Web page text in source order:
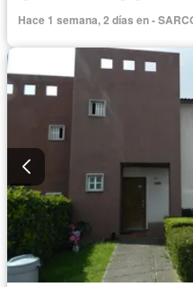
Recámara con closet
Vista panorámica
Wifi
Hace 1 semana, 2 días en -